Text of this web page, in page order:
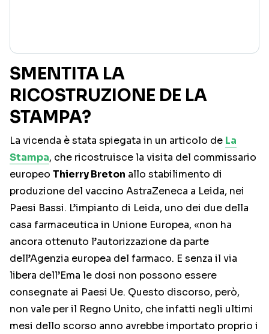
SMENTITA LA
RICOSTRUZIONE DE LA
STAMPA?
La vicenda è stata spiegata in un articolo de La
Stampa, che ricostruisce la visita del commissario
europeo Thierry Breton allo stabilimento di
produzione del vaccino AstraZeneca a Leida, nei
Paesi Bassi. L’impianto di Leida, uno dei due della
casa farmaceutica in Unione Europea, «non ha
ancora ottenuto l’autorizzazione da parte
dell’Agenzia europea del farmaco. E senza il via
libera dell’Ema le dosi non possono essere
consegnate ai Paesi Ue. Questo discorso, però,
non vale per il Regno Unito, che infatti negli ultimi
mesi dello scorso anno avrebbe importato proprio i